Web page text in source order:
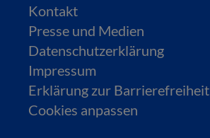
Kontakt
Presse und Medien
Datenschutzerklärung
Impressum
Erklärung zur Barrierefreiheit
Cookies anpassen